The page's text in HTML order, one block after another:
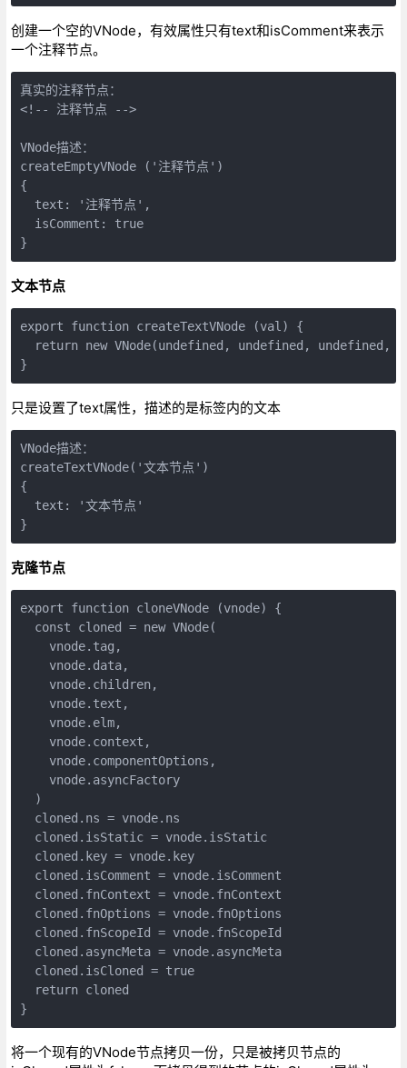
创建一个空的VNode，有效属性只有text和isComment来表示
一个注释节点。
真实的注释节点：
<!-- 注释节点 -->
VNode描述：
createEmptyVNode ('注释节点')
{
  text: '注释节点',
  isComment: true
文本节点
export function createTextVNode (val) {
return new VNode(undefined, undefined, undefined,
只是设置了text属性，描述的是标签内的文本
VNode描述：
createTextVNode('文本节点')
{
  text: '文本节点'
克隆节点
export function cloneVNode (vnode) {
  const cloned = new VNode(
    vnode.tag,
    vnode.data,
    vnode.children,
    vnode.text,
    vnode.elm,
    vnode.context,
    vnode.componentOptions,
    vnode.asyncFactory
  )
  cloned.ns = vnode.ns
  cloned.isStatic = vnode.isStatic
  cloned.key = vnode.key
  cloned.isComment = vnode.isComment
  cloned.fnContext = vnode.fnContext
  cloned.fnOptions = vnode.fnOptions
  cloned.fnScopeId = vnode.fnScopeId
  cloned.asyncMeta = vnode.asyncMeta
  cloned.isCloned = true
  return cloned
将一个现有的VNode节点拷贝一份，只是被拷贝节点的